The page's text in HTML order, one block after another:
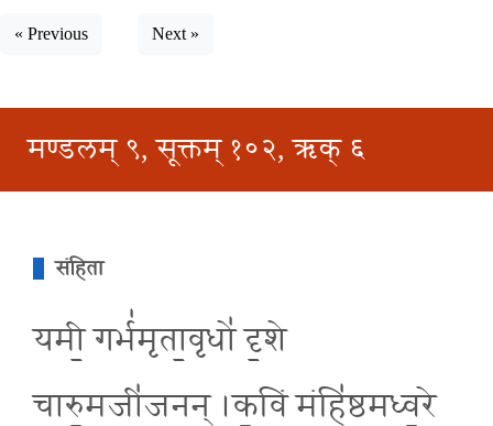
« Previous Next »
मण्डलम् ९, सूक्तम् १०२, ऋक् ६
संहिता
यमी॒ गर्भ॑मृता॒वृधो॑ दृ॒शे
चारु॒मजी॑जनन् ।क॒विं मंहि॑ष्ठमध्व॒रे